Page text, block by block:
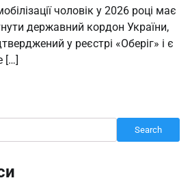
чоловік у 2026 році має
державний кордон України,
у реєстрі «Оберіг» і є
[…]
Search